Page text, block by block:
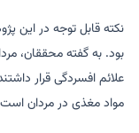
نکته قابل توجه در این
بود. به گفته محققان،
علائم افسردگی قرار
مواد مغذی در مردان